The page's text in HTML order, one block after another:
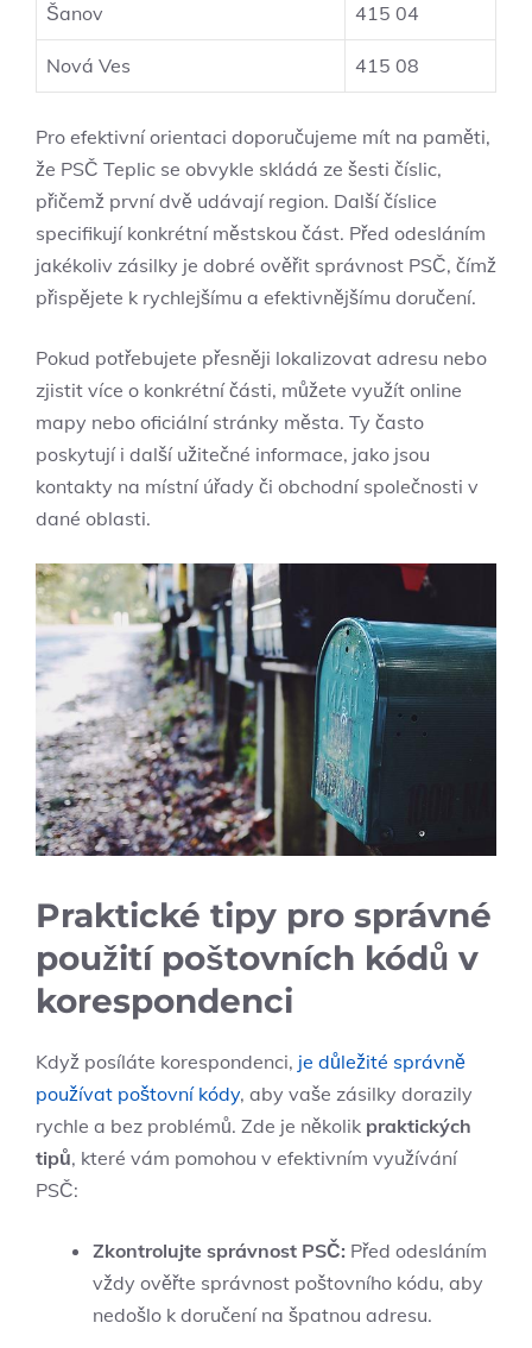
Šanov 415 04
Nová Ves 415 08
Pro efektivní orientaci doporučujeme mít na paměti,
že PSČ Teplic se obvykle skládá ze šesti číslic,
přičemž první dvě udávají region. Další číslice
specifikují konkrétní městskou část. Před odesláním
jakékoliv zásilky je dobré ověřit správnost PSČ, čímž
přispějete k rychlejšímu a efektivnějšímu doručení.
Pokud potřebujete přesněji lokalizovat adresu nebo
zjistit více o konkrétní části, můžete využít online
mapy nebo oficiální stránky města. Ty často
poskytují i další užitečné informace, jako jsou
kontakty na místní úřady či obchodní společnosti v
dané oblasti.
Praktické tipy pro správné
použití poštovních kódů v
korespondenci
Když posíláte korespondenci, je důležité správně
používat poštovní kódy, aby vaše zásilky dorazily
rychle a bez problémů. Zde je několik praktických
tipů, které vám pomohou v efektivním využívání
PSČ:
Zkontrolujte správnost PSČ: Před odesláním
vždy ověřte správnost poštovního kódu, aby
nedošlo k doručení na špatnou adresu.